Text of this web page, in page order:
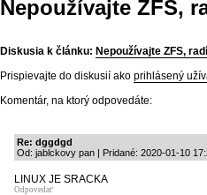
Nepoužívajte ZFS,
Diskusia k článku: Nepoužívajte ZFS,
Prispievajte do diskusií ako prihlásený
Komentár, na ktorý odpovedáte:
Re: dggdgd
Od: jablckovy pan | Pridané: 2020-01-10
LINUX JE SRACKA
Odpovedať